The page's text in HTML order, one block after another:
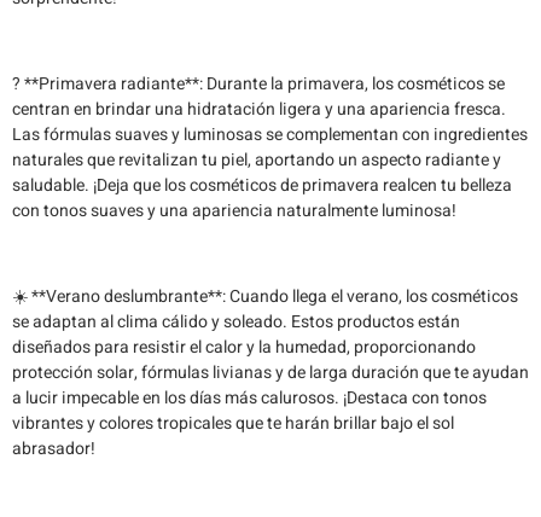
? **Primavera radiante**: Durante la primavera, los cosméticos se
centran en brindar una hidratación ligera y una apariencia fresca.
Las fórmulas suaves y luminosas se complementan con ingredientes
naturales que revitalizan tu piel, aportando un aspecto radiante y
saludable. ¡Deja que los cosméticos de primavera realcen tu belleza
con tonos suaves y una apariencia naturalmente luminosa!
☀️ **Verano deslumbrante**: Cuando llega el verano, los cosméticos
se adaptan al clima cálido y soleado. Estos productos están
diseñados para resistir el calor y la humedad, proporcionando
protección solar, fórmulas livianas y de larga duración que te ayudan
a lucir impecable en los días más calurosos. ¡Destaca con tonos
vibrantes y colores tropicales que te harán brillar bajo el sol
abrasador!